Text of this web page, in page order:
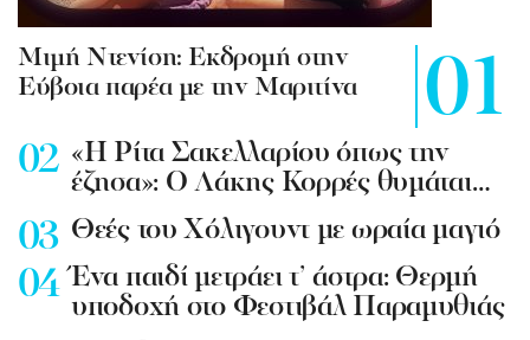
Mιμή Ντενίση: Εκδρομή στην
Εύβοια παρέα με την Μαριτίνα
«Η Ρίτα Σακελλαρίου όπως την
έζησα»: Ο Λάκης Κορρές θυμάται…
Θεές του Χόλιγουντ με ωραία μαγιό
Ένα παιδί μετράει τ’ άστρα: Θερμή
υποδοχή στο Φεστιβάλ Παραμυθιάς